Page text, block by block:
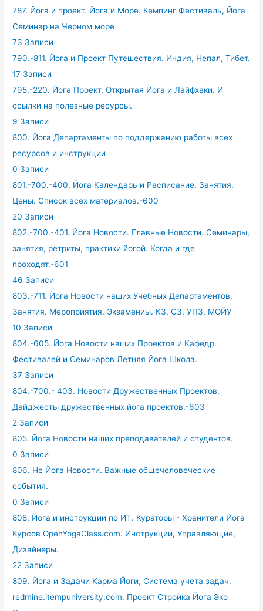
787. Йога и проект. Йога и Море. Кемпинг Фестиваль, Йога
Семинар на Черном море
73 Записи
790.-811. Йога и Проект Путешествия. Индия, Непал, Тибет.
17 Записи
795.-220. Йога Проект. Открытая Йога и Лайфхаки. И
ссылки на полезные ресурсы.
9 Записи
800. Йога Департаменты по поддержанию работы всех
ресурсов и инструкции
0 Записи
801.-700.-400. Йога Календарь и Расписание. Занятия.
Цены. Список всех материалов.-600
20 Записи
802.-700.-401. Йога Новости. Главные Новости. Семинары,
занятия, ретриты, практики йогой. Когда и где
проходят.-601
46 Записи
803.-711. Йога Новости наших Учебных Департаментов,
Занятия. Мероприятия. Экзамениы. КЗ, СЗ, УПЗ, МОЙУ
10 Записи
804.-605. Йога Новости наших Проектов и Кафедр.
Фестивалей и Семинаров Летняя Йога Школа.
37 Записи
804.-700.- 403. Новости Дружественных Проектов.
Дайджесты дружественных йога проектов.-603
2 Записи
805. Йога Новости наших преподавателей и студентов.
0 Записи
806. Не Йога Новости. Важные общечеловеческие
события.
0 Записи
808. Йога и инструкции по ИТ. Кураторы - Хранители Йога
Курсов OpenYogaClass.com. Инструкции, Управляющие,
Дизайнеры.
22 Записи
809. Йога и Задачи Карма Йоги, Система учета задач.
redmine.itempuniversity.com. Проект Стройка Йога Эко